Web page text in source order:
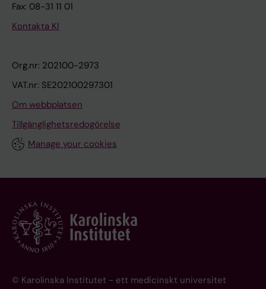
Fax: 08-31 11 01
Kontakta KI
Org.nr: 202100-2973
VAT.nr: SE202100297301
Om webbplatsen
Tillgänglighetsredogörelse
Manage your cookies
© Karolinska Institutet - ett medicinskt universitet